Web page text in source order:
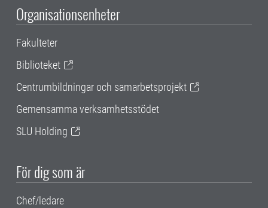
Organisationsenheter
Fakulteter
Biblioteket
Centrumbildningar och samarbetsprojekt
Gemensamma verksamhetsstödet
SLU Holding
För dig som är
Chef/ledare